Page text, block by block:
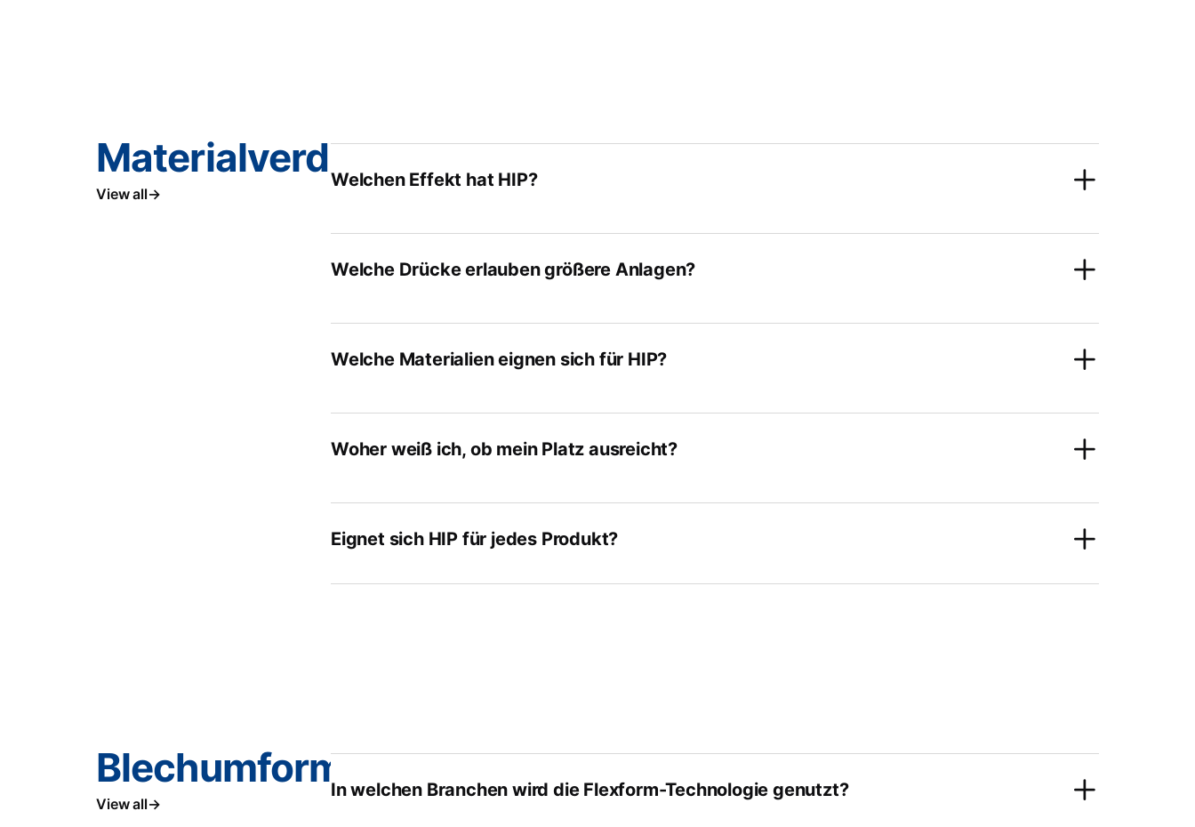
Materialverdichtung
View all
Welchen Effekt hat HIP?
Welche Drücke erlauben größere Anlagen?
Welche Materialien eignen sich für HIP?
Woher weiß ich, ob mein Platz ausreicht?
Eignet sich HIP für jedes Produkt?
Blechumformen
View all
In welchen Branchen wird die Flexform-Technologie genutzt?